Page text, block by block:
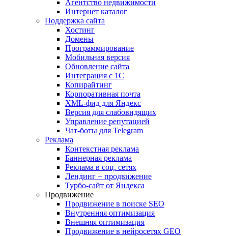
Агентство недвижимости
Интернет каталог
Поддержка сайта
Хостинг
Домены
Программирование
Мобильная версия
Обновление сайта
Интеграция с 1С
Копирайтинг
Корпоративная почта
XML-фид для Яндекс
Версия для слабовидящих
Управление репутацией
Чат-боты для Telegram
Реклама
Контекстная реклама
Баннерная реклама
Реклама в соц. сетях
Лендинг + продвижение
Турбо-сайт от Яндекса
Продвижение
Продвижение в поиске SEO
Внутренняя оптимизация
Внешняя оптимизация
Продвижение в нейросетях GEO